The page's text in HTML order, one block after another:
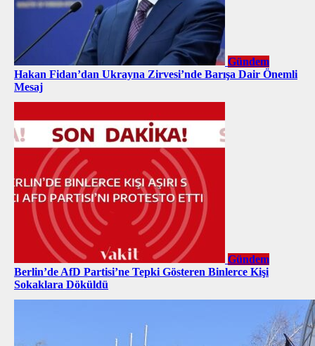
Gündem
Hakan Fidan’dan Ukrayna Zirvesi’nde Barışa Dair Önemli
Mesaj
Gündem
Berlin’de AfD Partisi’ne Tepki Gösteren Binlerce Kişi
Sokaklara Döküldü